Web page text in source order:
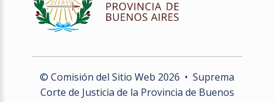
© Comisión del Sitio Web 2026 • Suprema
Corte de Justicia de la Provincia de Buenos